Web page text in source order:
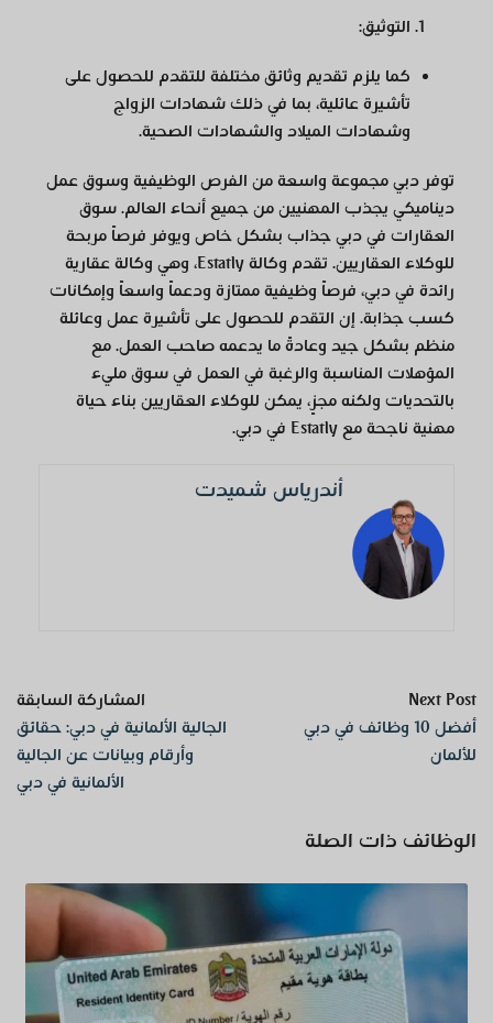
التوثيق:
كما يلزم تقديم وثائق مختلفة للتقدم للحصول على
تأشيرة عائلية، بما في ذلك شهادات الزواج
وشهادات الميلاد والشهادات الصحية.
توفر دبي مجموعة واسعة من الفرص الوظيفية وسوق عمل
ديناميكي يجذب المهنيين من جميع أنحاء العالم. سوق
العقارات في دبي جذاب بشكل خاص ويوفر فرصاً مربحة
للوكلاء العقاريين. تقدم وكالة Estatly، وهي وكالة عقارية
رائدة في دبي، فرصاً وظيفية ممتازة ودعماً واسعاً وإمكانات
كسب جذابة. إن التقدم للحصول على تأشيرة عمل وعائلة
منظم بشكل جيد وعادةً ما يدعمه صاحب العمل. مع
المؤهلات المناسبة والرغبة في العمل في سوق مليء
بالتحديات ولكنه مجزٍ، يمكن للوكلاء العقاريين بناء حياة
مهنية ناجحة مع Estatly في دبي.
أندرياس شميدت
المشاركة السابقة
الجالية الألمانية في دبي: حقائق
وأرقام وبيانات عن الجالية
الألمانية في دبي
Next Post
أفضل 10 وظائف في دبي
للألمان
الوظائف ذات الصلة